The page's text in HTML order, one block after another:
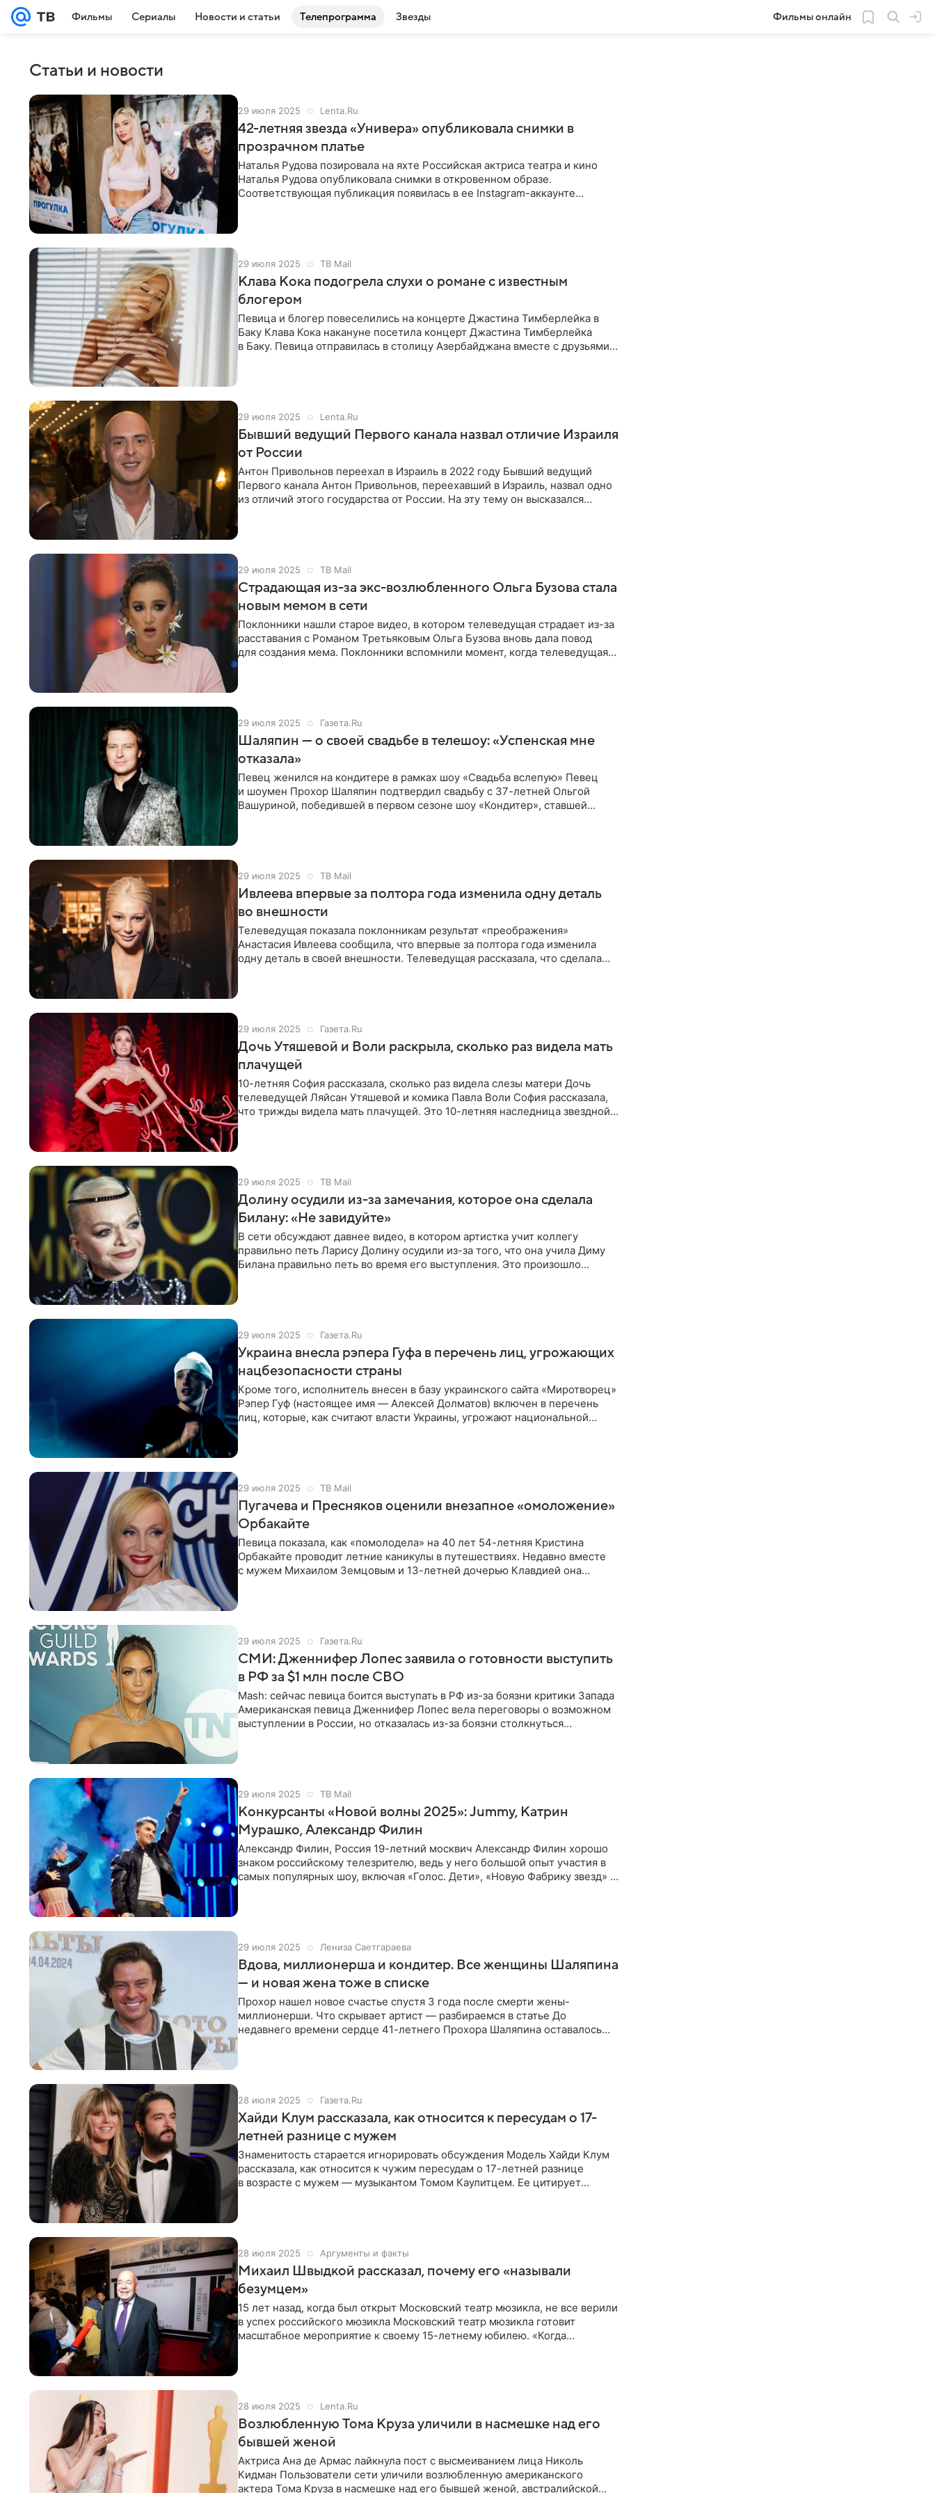
Фильмы Сериалы Новости и статьи Телепрограмма Звезды Фильмы онлайн
Статьи и новости
29 июля 2025 Lenta.Ru
42-летняя звезда «Универа» опубликовала снимки в
прозрачном платье
Наталья Рудова позировала на яхте Российская актриса театра и кино
Наталья Рудова опубликовала снимки в откровенном образе.
Соответствующая публикация появилась в ее Instagram-аккаунте
29 июля 2025 ТВ Mail
Клава Кока подогрела слухи о романе с известным
блогером
Певица и блогер повеселились на концерте Джастина Тимберлейка в
Баку Клава Кока накануне посетила концерт Джастина Тимберлейка
в Баку. Певица отправилась в столицу Азербайджана вместе с друзьями
29 июля 2025 Lenta.Ru
Бывший ведущий Первого канала назвал отличие Израиля
от России
Антон Привольнов переехал в Израиль в 2022 году Бывший ведущий
Первого канала Антон Привольнов, переехавший в Израиль, назвал одно
из отличий этого государства от России. На эту тему он высказался
29 июля 2025 ТВ Mail
Страдающая из-за экс-возлюбленного Ольга Бузова стала
новым мемом в сети
Поклонники нашли старое видео, в котором телеведущая страдает из-за
расставания с Романом Третьяковым Ольга Бузова вновь дала повод
для создания мема. Поклонники вспомнили момент, когда телеведущая
29 июля 2025 Газета.Ru
Шаляпин — о своей свадьбе в телешоу: «Успенская мне
отказала»
Певец женился на кондитере в рамках шоу «Свадьба вслепую» Певец
и шоумен Прохор Шаляпин подтвердил свадьбу с 37-летней Ольгой
Вашуриной, победившей в первом сезоне шоу «Кондитер», ставшей
29 июля 2025 ТВ Mail
Ивлеева впервые за полтора года изменила одну деталь
во внешности
Телеведущая показала поклонникам результат «преображения»
Анастасия Ивлеева сообщила, что впервые за полтора года изменила
одну деталь в своей внешности. Телеведущая рассказала, что сделала
29 июля 2025 Газета.Ru
Дочь Утяшевой и Воли раскрыла, сколько раз видела мать
плачущей
10-летняя София рассказала, сколько раз видела слезы матери Дочь
телеведущей Ляйсан Утяшевой и комика Павла Воли София рассказала,
что трижды видела мать плачущей. Это 10-летняя наследница звездной
29 июля 2025 ТВ Mail
Долину осудили из-за замечания, которое она сделала
Билану: «Не завидуйте»
В сети обсуждают давнее видео, в котором артистка учит коллегу
правильно петь Ларису Долину осудили из-за того, что она учила Диму
Билана правильно петь во время его выступления. Это произошло
29 июля 2025 Газета.Ru
Украина внесла рэпера Гуфа в перечень лиц, угрожающих
нацбезопасности страны
Кроме того, исполнитель внесен в базу украинского сайта «Миротворец»
Рэпер Гуф (настоящее имя — Алексей Долматов) включен в перечень
лиц, которые, как считают власти Украины, угрожают национальной
29 июля 2025 ТВ Mail
Пугачева и Пресняков оценили внезапное «омоложение»
Орбакайте
Певица показала, как «помолодела» на 40 лет 54-летняя Кристина
Орбакайте проводит летние каникулы в путешествиях. Недавно вместе
с мужем Михаилом Земцовым и 13-летней дочерью Клавдией она
29 июля 2025 Газета.Ru
СМИ: Дженнифер Лопес заявила о готовности выступить
в РФ за $1 млн после СВО
Mash: сейчас певица боится выступать в РФ из-за боязни критики Запада
Американская певица Дженнифер Лопес вела переговоры о возможном
выступлении в России, но отказалась из-за боязни столкнуться
29 июля 2025 ТВ Mail
Конкурсанты «Новой волны 2025»: Jummy, Катрин
Мурашко, Александр Филин
Александр Филин, Россия 19-летний москвич Александр Филин хорошо
знаком российскому телезрителю, ведь у него большой опыт участия в
самых популярных шоу, включая «Голос. Дети», «Новую Фабрику звезд» и
29 июля 2025 Лениза Саетгараева
Вдова, миллионерша и кондитер. Все женщины Шаляпина
— и новая жена тоже в списке
Прохор нашел новое счастье спустя 3 года после смерти жены-
миллионерши. Что скрывает артист — разбираемся в статье До
недавнего времени сердце 41-летнего Прохора Шаляпина оставалось
28 июля 2025 Газета.Ru
Хайди Клум рассказала, как относится к пересудам о 17-
летней разнице с мужем
Знаменитость старается игнорировать обсуждения Модель Хайди Клум
рассказала, как относится к чужим пересудам о 17-летней разнице
в возрасте с мужем — музыкантом Томом Каулитцем. Ее цитирует
28 июля 2025 Аргументы и факты
Михаил Швыдкой рассказал, почему его «называли
безумцем»
15 лет назад, когда был открыт Московский театр мюзикла, не все верили
в успех российского мюзикла Московский театр мюзикла готовит
масштабное мероприятие к своему 15-летнему юбилею. «Когда
28 июля 2025 Lenta.Ru
Возлюбленную Тома Круза уличили в насмешке над его
бывшей женой
Актриса Ана де Армас лайкнула пост с высмеиванием лица Николь
Кидман Пользователи сети уличили возлюбленную американского
актера Тома Круза в насмешке над его бывшей женой, австралийской